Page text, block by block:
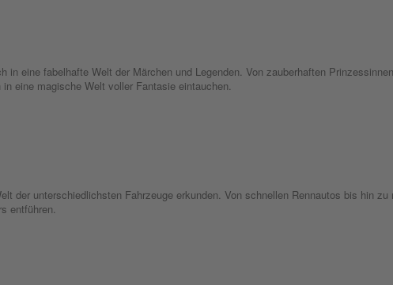
in eine fabelhafte Welt der Märchen und Legenden. Von zauberhaften
eine magische Welt voller Fantasie eintauchen.
der unterschiedlichsten Fahrzeuge erkunden. Von schnellen Rennautos bis hin
entführen.